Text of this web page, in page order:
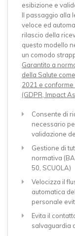
esibizione e
Il passaggio alla
veloce ed
rilascio della
questo modello
un comodo
Garantito a
della Salute
2021 e
(GDPR, Impact
Consente di
necessario
validazione
Gestione di
normativa
50, SCUOLA)
Velocizza il
automatica
personale
Evita il
salvaguardia